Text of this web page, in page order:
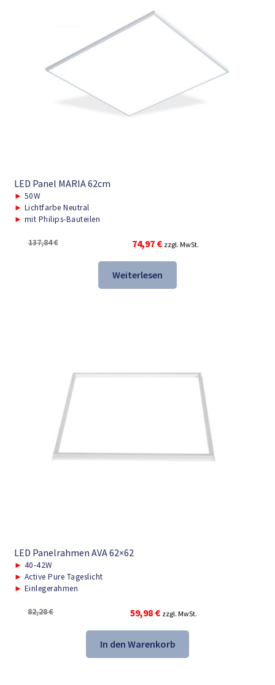
LED Panel MARIA 62cm
► 50W
► Lichtfarbe Neutral
► mit Philips-Bauteilen
137,84€
Ursprünglicher
Preis
war:
137,84 €
74,97 €Aktueller
Preis
ist:
74,97 €.
zzgl. MwSt.
Weiterlesen
LED Panelrahmen AVA 62×62
► 40-42W
► Active Pure Tageslicht
► Einlegerahmen
82,28€
Ursprünglicher
Preis
war:
82,28 €
59,98 €Aktueller
Preis
ist:
59,98 €.
zzgl. MwSt.
In den Warenkorb